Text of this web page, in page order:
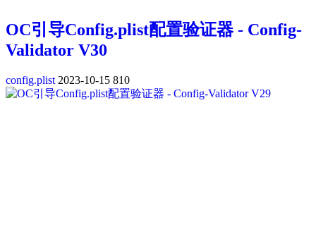
OC引导Config.plist配置验证器 - Config-
Validator V30
config.plist 2023-10-15 810